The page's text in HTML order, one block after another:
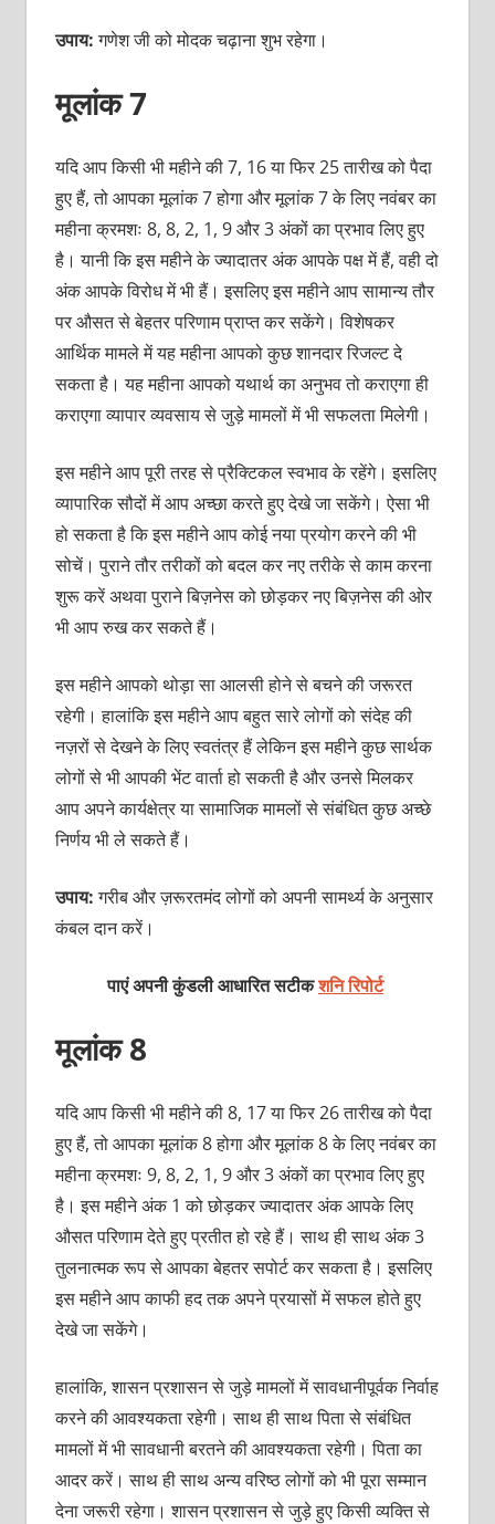
उपाय:गणेश जी को मोदक चढ़ाना शुभ रहेगा।
मूलांक 7
यदि आप किसी भी महीने की 7, 16 या फिर 25 तारीख को पैदा
हुए हैं, तो आपका मूलांक 7 होगा और मूलांक 7 के लिए नवंबर का
महीना क्रमशः 8, 8, 2, 1, 9 और 3 अंकों का प्रभाव लिए हुए
है। यानी कि इस महीने के ज्यादातर अंक आपके पक्ष में हैं, वही दो
अंक आपके विरोध में भी हैं। इसलिए इस महीने आप सामान्य तौर
पर औसत से बेहतर परिणाम प्राप्त कर सकेंगे। विशेषकर
आर्थिक मामले में यह महीना आपको कुछ शानदार रिजल्ट दे
सकता है। यह महीना आपको यथार्थ का अनुभव तो कराएगा ही
कराएगा व्यापार व्यवसाय से जुड़े मामलों में भी सफलता मिलेगी।
इस महीने आप पूरी तरह से प्रैक्टिकल स्वभाव के रहेंगे। इसलिए
व्यापारिक सौदों में आप अच्छा करते हुए देखे जा सकेंगे। ऐसा भी
हो सकता है कि इस महीने आप कोई नया प्रयोग करने की भी
सोचें। पुराने तौर तरीकों को बदल कर नए तरीके से काम करना
शुरू करें अथवा पुराने बिज़नेस को छोड़कर नए बिज़नेस की ओर
भी आप रुख कर सकते हैं।
इस महीने आपको थोड़ा सा आलसी होने से बचने की जरूरत
रहेगी। हालांकि इस महीने आप बहुत सारे लोगों को संदेह की
नज़रों से देखने के लिए स्वतंत्र हैं लेकिन इस महीने कुछ सार्थक
लोगों से भी आपकी भेंट वार्ता हो सकती है और उनसे मिलकर
आप अपने कार्यक्षेत्र या सामाजिक मामलों से संबंधित कुछ अच्छे
निर्णय भी ले सकते हैं।
उपाय:गरीब और ज़रूरतमंद लोगों को अपनी सामर्थ्य के अनुसार
कंबल दान करें।
पाएं अपनी कुंडली आधारित सटीकशनि रिपोर्ट
मूलांक 8
यदि आप किसी भी महीने की 8, 17 या फिर 26 तारीख को पैदा
हुए हैं, तो आपका मूलांक 8 होगा और मूलांक 8 के लिए नवंबर का
महीना क्रमशः 9, 8, 2, 1, 9 और 3 अंकों का प्रभाव लिए हुए
है। इस महीने अंक 1 को छोड़कर ज्यादातर अंक आपके लिए
औसत परिणाम देते हुए प्रतीत हो रहे हैं। साथ ही साथ अंक 3
तुलनात्मक रूप से आपका बेहतर सपोर्ट कर सकता है। इसलिए
इस महीने आप काफी हद तक अपने प्रयासों में सफल होते हुए
देखे जा सकेंगे।
हालांकि, शासन प्रशासन से जुड़े मामलों में सावधानीपूर्वक निर्वाह
करने की आवश्यकता रहेगी। साथ ही साथ पिता से संबंधित
मामलों में भी सावधानी बरतने की आवश्यकता रहेगी। पिता का
आदर करें। साथ ही साथ अन्य वरिष्ठ लोगों को भी पूरा सम्मान
देना जरूरी रहेगा। शासन प्रशासन से जुड़े हुए किसी व्यक्ति से